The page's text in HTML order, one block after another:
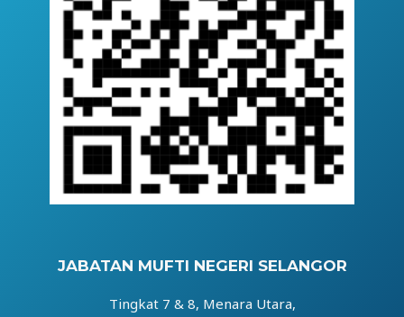
JABATAN MUFTI NEGERI SELANGOR
Tingkat 7 & 8, Menara Utara,